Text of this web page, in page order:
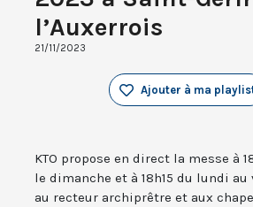
l’Auxerrois
21/11/2023
Ajouter à ma
KTO propose en direct la messe à
le dimanche et à 18h15 du lundi
au recteur archiprêtre et aux